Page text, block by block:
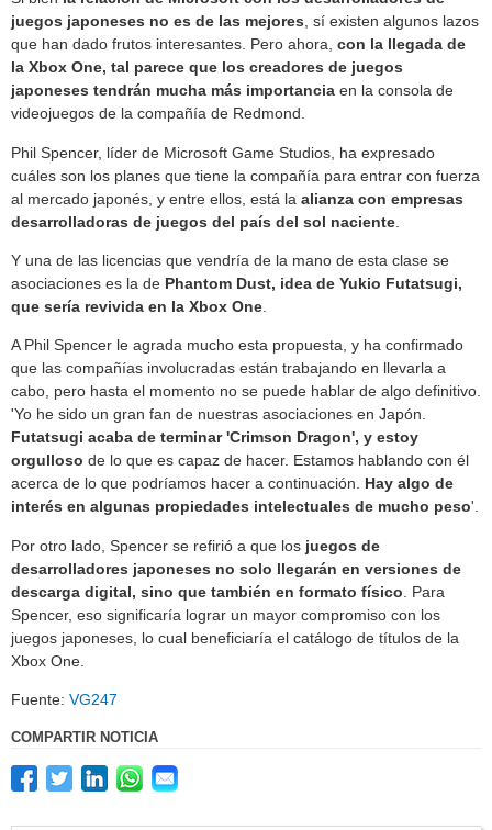
juegos japoneses no es de las mejores , sí existen algunos lazos
que han dado frutos interesantes. Pero ahora, con la llegada de
la Xbox One, tal parece que los creadores de juegos
japoneses tendrán mucha más importancia en la consola de
videojuegos de la compañía de Redmond.
Phil Spencer, líder de Microsoft Game Studios, ha expresado
cuáles son los planes que tiene la compañía para entrar con fuerza
al mercado japonés, y entre ellos, está la alianza con empresas
desarrolladoras de juegos del país del sol naciente
Y una de las licencias que vendría de la mano de esta clase se
asociaciones es la de Phantom Dust, idea de Yukio Futatsugi,
que sería revivida en la Xbox One
A Phil Spencer le agrada mucho esta propuesta, y ha confirmado
que las compañías involucradas están trabajando en llevarla a
cabo, pero hasta el momento no se puede hablar de algo definitivo.
'Yo he sido un gran fan de nuestras asociaciones en Japón.
Futatsugi acaba de terminar 'Crimson Dragon', y estoy
orgulloso de lo que es capaz de hacer. Estamos hablando con él
acerca de lo que podríamos hacer a continuación. Hay algo de
interés en algunas propiedades intelectuales de mucho peso'.
Por otro lado, Spencer se refirió a que los juegos de
desarrolladores japoneses no solo llegarán en versiones de
descarga digital, sino que también en formato físico . Para
Spencer, eso significaría lograr un mayor compromiso con los
juegos japoneses, lo cual beneficiaría el catálogo de títulos de la
Xbox One.
Fuente: VG247
COMPARTIR NOTICIA